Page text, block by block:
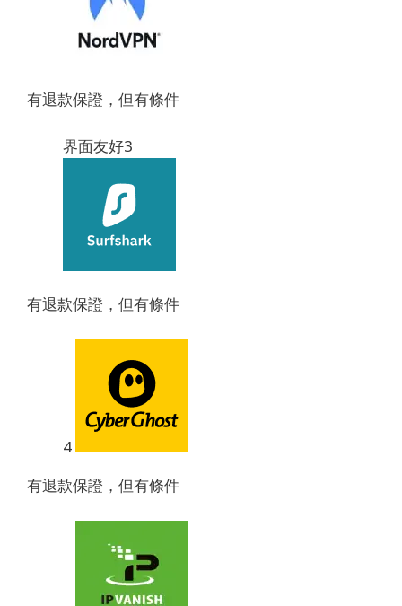
有退款保證，但有條件
界面友好3
有退款保證，但有條件
4
有退款保證，但有條件